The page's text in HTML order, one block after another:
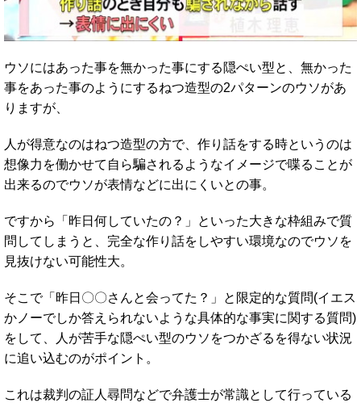
ウソにはあった事を無かった事にする隠ぺい型と、無かった
事をあった事のようにするねつ造型の2パターンのウソがあ
りますが、
人が得意なのはねつ造型の方で、作り話をする時というのは
想像力を働かせて自ら騙されるようなイメージで喋ることが
出来るのでウソが表情などに出にくいとの事。
ですから「昨日何していたの？」といった大きな枠組みで質
問してしまうと、完全な作り話をしやすい環境なのでウソを
見抜けない可能性大。
そこで「昨日〇〇さんと会ってた？」と限定的な質問(イエス
かノーでしか答えられないような具体的な事実に関する質問)
をして、人が苦手な隠ぺい型のウソをつかざるを得ない状況
に追い込むのがポイント。
これは裁判の証人尋問などで弁護士が常識として行っている